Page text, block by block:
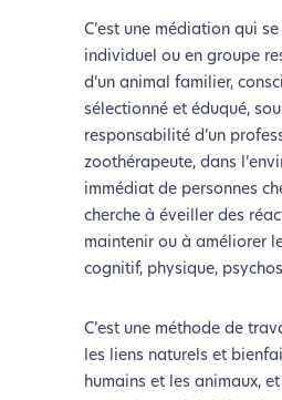
C’est une médiation qui
individuel ou en groupe
d’un animal familier,
sélectionné et éduqué,
responsabilité d’un
zoothérapeute, dans
immédiat de personnes
cherche à éveiller des
maintenir ou à améliorer
cognitif, physique,
C’est une méthode de
les liens naturels et
humains et les animaux,